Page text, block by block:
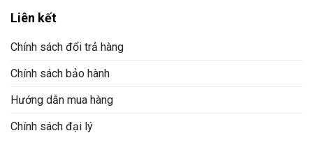
Liên kết
Chính sách đổi trả hàng
Chính sách bảo hành
Hướng dẫn mua hàng
Chính sách đại lý